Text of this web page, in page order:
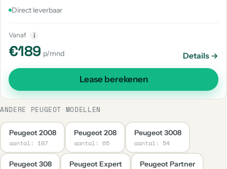
Direct leverbaar
Vanaf i
€189 p/mnd Details →
Lease berekenen
ANDERE PEUGEOT MODELLEN
Peugeot 2008
aantal: 107
Peugeot 208
aantal: 65
Peugeot 3008
aantal: 54
Peugeot 308 Peugeot Expert Peugeot Partner